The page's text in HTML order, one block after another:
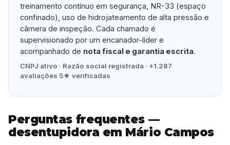
treinamento contínuo em segurança, NR-33 (espaço
confinado), uso de hidrojateamento de alta pressão e
câmera de inspeção. Cada chamado é
supervisionado por um encanador-líder e
acompanhado de nota fiscal e garantia escrita.
CNPJ ativo · Razão social registrada · +1.287
avaliações 5★ verificadas
Perguntas frequentes —
desentupidora em Mário Campos